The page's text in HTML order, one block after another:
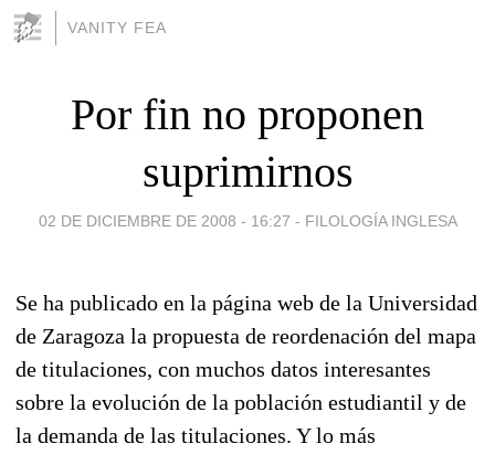
VANITY FEA
Por fin no proponen
suprimirnos
02 DE DICIEMBRE DE 2008 - 16:27 - FILOLOGÍA INGLESA
Se ha publicado en la página web de la Universidad
de Zaragoza la propuesta de reordenación del mapa
de titulaciones, con muchos datos interesantes
sobre la evolución de la población estudiantil y de
la demanda de las titulaciones. Y lo más